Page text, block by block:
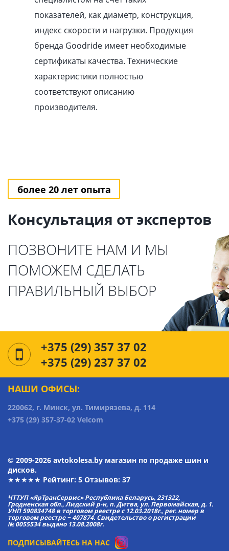
показателей, как диаметр, конструкция,
индекс скорости и нагрузки. Продукция
бренда Goodride имеет необходимые
сертификаты качества. Технические
характеристики полностью
соответствуют описанию
производителя.
более 20 лет опыта
Консультация от экспертов
ПОЗВОНИТЕ НАМ И МЫ
ПОМОЖЕМ СДЕЛАТЬ
ПРАВИЛЬНЫЙ ВЫБОР
+375 (29) 357 37 02
+375 (29) 237 37 02
НАШИ ОФИСЫ:
220062, г. Минск, ул. Тимирязева, д. 114
+375 (29) 357-37-02 Velcom
© 2009-2026 avtokolesa.by магазин по продаже шин и
дисков.
★★★★★ Рейтинг: 5 Отзывов: 37
ЧТТУП «ЯрТранСервис» Республика Беларусь, 231322,
Гродненская обл., Лидский р-н, п. Дитва, ул. Первомайская, д. 1.
УНП 590834748 в торговом реестре с 12.03.2018г., рег. номер в
торговом реестре − 407874. Свидетельство о регистрации
№ 0055534 выдано 13.08.2008г.
ПОДПИСЫВАЙТЕСЬ НА НАС